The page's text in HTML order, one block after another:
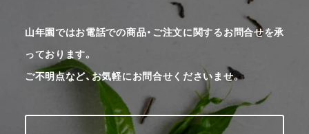
山年園ではお電話での商品・ご注文に関するお問合せを承
っております。
ご不明点など、お気軽にお問合せくださいませ。